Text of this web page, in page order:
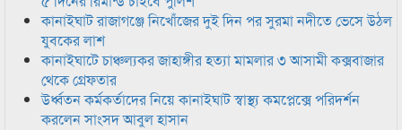
কানাইঘাট রাজাগঞ্জে নিখোঁজের দুই দিন পর সুরমা নদীতে ভেসে উঠল
যুবকের লাশ
কানাইঘাটে চাঞ্চল্যকর জাহাঙ্গীর হত্যা মামলার ৩ আসামী কক্সবাজার
থেকে গ্রেফতার
উর্ধ্বতন কর্মকর্তাদের নিয়ে কানাইঘাট স্বাস্থ্য কমপ্লেক্সে পরিদর্শন
করলেন সাংসদ আবুল হাসান